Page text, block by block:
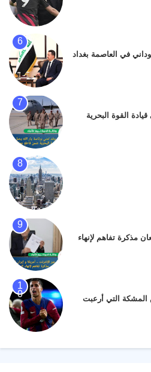
في العاصمة بغداد
القوة البحرية
مذكرة تفاهم لإنهاء
التي أرعبت